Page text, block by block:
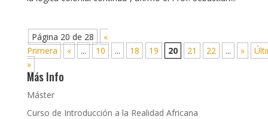
Página 20 de 28
«
Primera
« ... 10 ... 18 19 20 21 22 ... »
»
Más Info
Máster
Curso de Introducción a la Realidad Africana